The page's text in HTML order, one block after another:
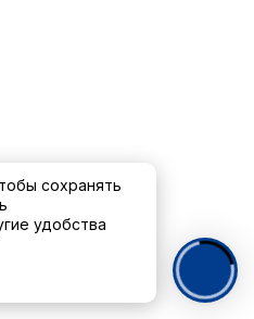
данных
сохранять
удобства